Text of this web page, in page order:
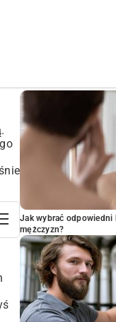
POPULARNE
Jak wybrać odpowiedni
mężczyzn?